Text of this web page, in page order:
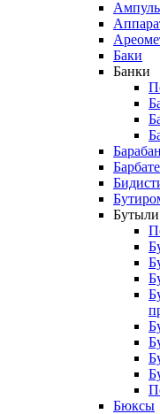
Баки
Банки
Бюксы